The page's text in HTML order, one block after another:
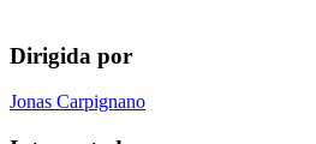
Dirigida por
Jonas Carpignano